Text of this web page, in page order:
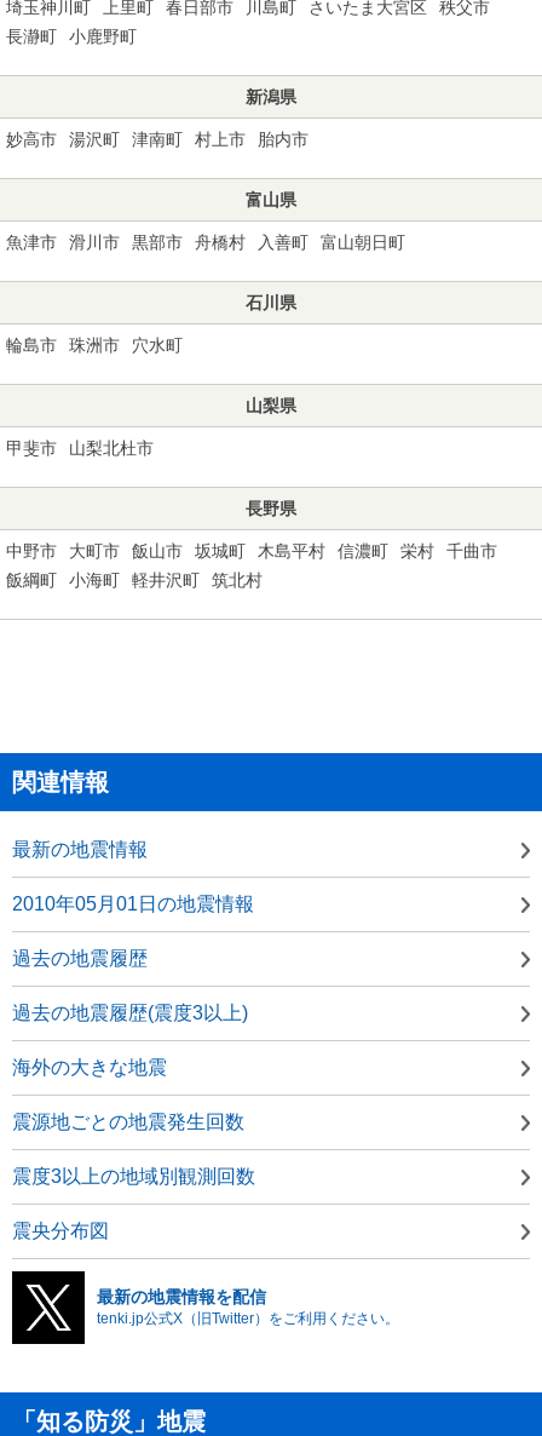
埼玉神川町 上里町 春日部市 川島町 さいたま大宮区
秩父市
長瀞町
小鹿野町
新潟県
妙高市 湯沢町 津南町 村上市 胎内市
富山県
魚津市 滑川市 黒部市 舟橋村 入善町 富山朝日町
石川県
輪島市 珠洲市 穴水町
山梨県
甲斐市 山梨北杜市
長野県
中野市 大町市 飯山市 坂城町 木島平村 信濃町 栄村
千曲市
飯綱町
小海町 軽井沢町 筑北村
関連情報
最新の地震情報
2010年05月01日の地震情報
過去の地震履歴
過去の地震履歴(震度3以上)
海外の大きな地震
震源地ごとの地震発生回数
震度3以上の地域別観測回数
震央分布図
最新の地震情報を配信
tenki.jp公式X（旧Twitter）をご利用ください。
「知る防災」地震